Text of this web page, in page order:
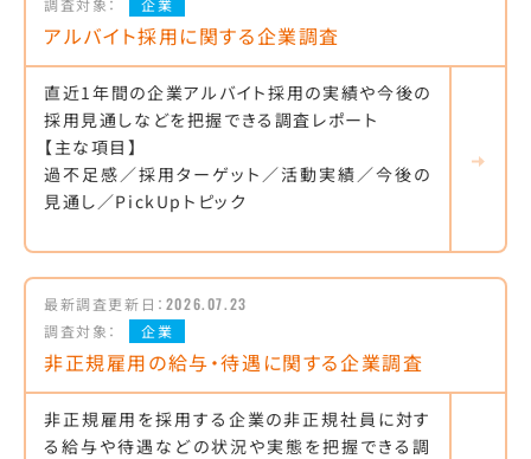
調査対象：
企業
アルバイト採用に関する企業調査
直近1年間の企業アルバイト採用の実績や今後の
採用見通しなどを把握できる調査レポート
【主な項目】
過不足感／採用ターゲット／活動実績／今後の
見通し／PickUpトピック
最新調査更新日： 2026.07.23
調査対象：
企業
非正規雇用の給与・待遇に関する企業調査
非正規雇用を採用する企業の非正規社員に対す
る給与や待遇などの状況や実態を把握できる調